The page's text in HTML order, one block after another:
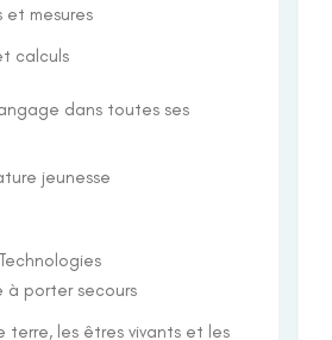
et mesures
calculs
dans toutes ses
jeunesse
à porter secours
terre, les êtres vivants et les